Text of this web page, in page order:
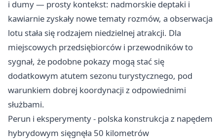
i dumy — prosty kontekst: nadmorskie deptaki i
kawiarnie zyskały nowe tematy rozmów, a obserwacja
lotu stała się rodzajem niedzielnej atrakcji. Dla
miejscowych przedsiębiorców i przewodników to
sygnał, że podobne pokazy mogą stać się
dodatkowym atutem sezonu turystycznego, pod
warunkiem dobrej koordynacji z odpowiednimi
służbami.
Perun i eksperymenty - polska konstrukcja z napędem
hybrydowym sięgnęła 50 kilometrów